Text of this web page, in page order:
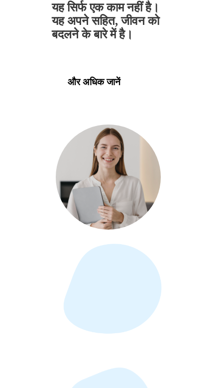
यह सिर्फ एक काम नहीं है।
यह अपने सहित, जीवन को
बदलने के बारे में है।
और अधिक जानें